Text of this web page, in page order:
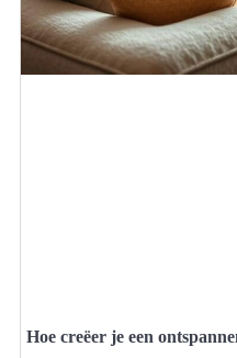
Hoe creëer je een